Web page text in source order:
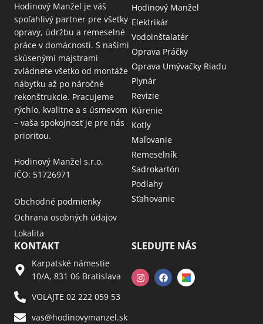
Hodinový Manžel je váš
spoľahlivý partner pre všetky
opravy, údržbu a remeselné
práce v domácnosti. S našimi
skúsenými majstrami
zvládnete všetko od montáže
nábytku až po náročné
rekonštrukcie. Pracujeme
rýchlo, kvalitne a s úsmevom
– vaša spokojnosť je pre nás
prioritou.
Hodinový Manžel s.r.o.
IČO: 51726971
Obchodné podmienky
Ochrana osobných údajov
Lokalita
Hodinový Manžel
Elektrikár
Vodoinštalatér
Oprava Práčky
Oprava Umývačky Riadu
Plynár
Revizie
Kúrenie
Kotly
Maľovanie
Remeselník
Sadrokartón
Podlahy
Sťahovanie
KONTAKT
Karpatské námestie
10/A, 831 06 Bratislava
VOLAJTE 02 222 059 53​
vas@hodinovymanzel.sk​
SLEDUJTE NÁS